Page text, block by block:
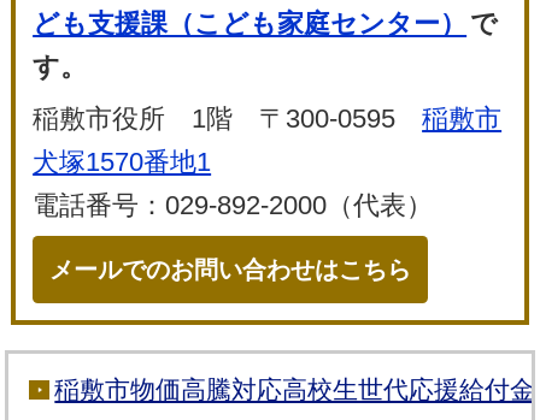
ども支援課（こども家庭センター）
で
す。
稲敷市役所 1階 〒300-0595稲敷市
犬塚1570番地1
電話番号：029-892-2000（代表）
メールでのお問い合わせはこちら
稲敷市物価高騰対応高校生世代応援給付